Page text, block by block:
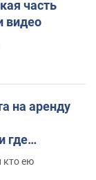
часть
видео
на аренду
где
кто ею